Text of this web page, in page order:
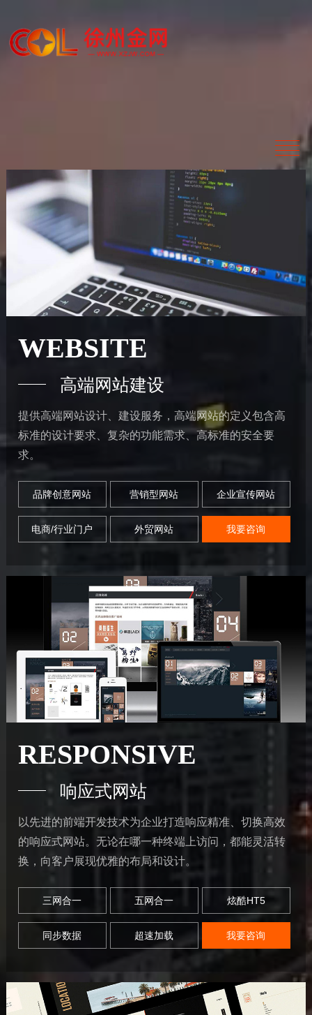
WEBSITE
高端网站建设
提供高端网站设计、建设服务，高端网站的定义包含高
标准的设计要求、复杂的功能需求、高标准的安全要
求。
品牌创意网站 营销型网站 企业宣传网站
电商/行业门户 外贸网站 我要咨询
RESPONSIVE
响应式网站
以先进的前端开发技术为企业打造响应精准、切换高效
的响应式网站。无论在哪一种终端上访问，都能灵活转
换，向客户展现优雅的布局和设计。
三网合一 五网合一 炫酷HT5
同步数据 超速加载 我要咨询